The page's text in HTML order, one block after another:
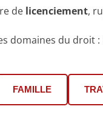
de licenciement,
domaines du droit :
FAMILLE